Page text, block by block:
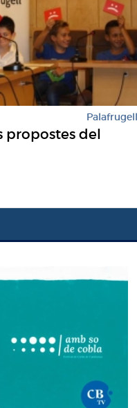
Palafrugell
propostes del